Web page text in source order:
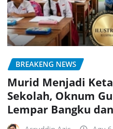
BREAKENG NEWS
Murid Menjadi
Sekolah, Oknum
Lempar Bangku